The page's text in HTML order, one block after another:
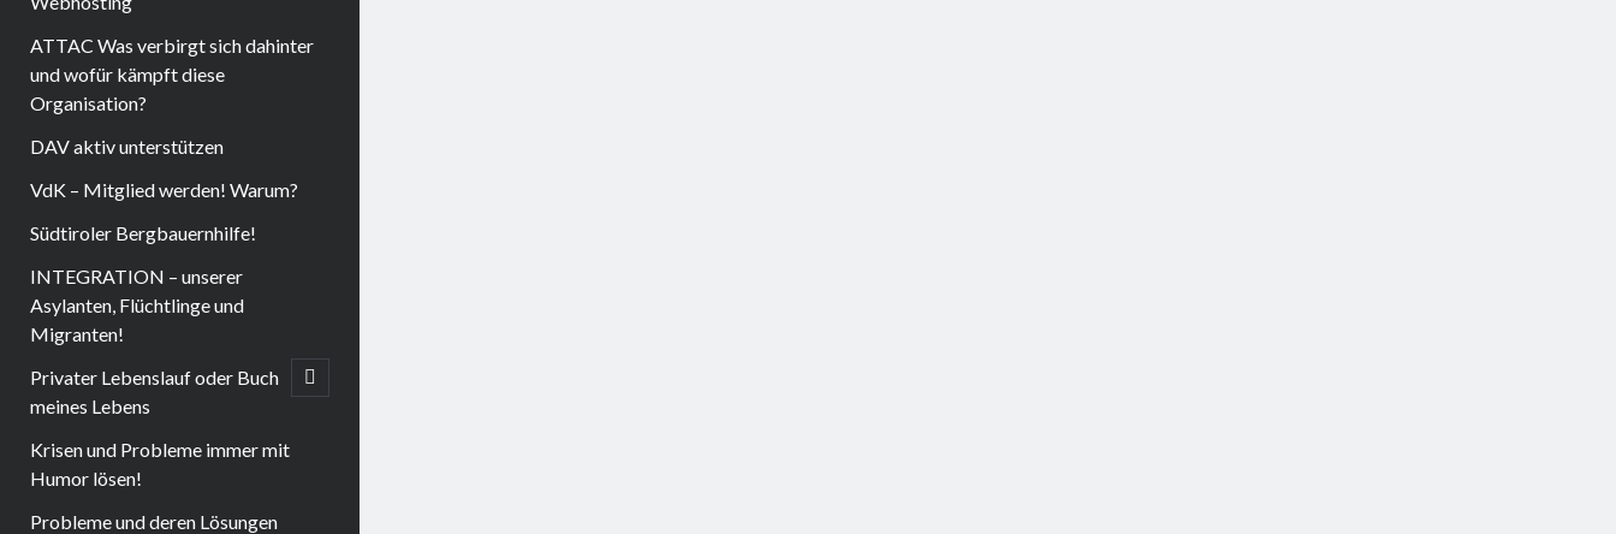
ATTAC Was verbirgt sich dahinter
und wofür kämpft diese
Organisation?
DAV aktiv unterstützen
VdK – Mitglied werden! Warum?
Südtiroler Bergbauernhilfe!
INTEGRATION – unserer
Asylanten, Flüchtlinge und
Migranten!
Privater Lebenslauf oder Buch
meines Lebens
open
child
Krisen und Probleme immer mit
Humor lösen!
Probleme und deren Lösungen